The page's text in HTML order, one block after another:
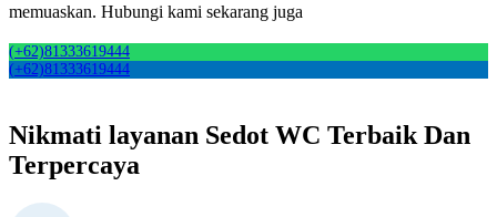
memuaskan. Hubungi kami sekarang juga
(+62)81333619444
(+62)81333619444
Nikmati layanan Sedot WC Terbaik Dan
Terpercaya